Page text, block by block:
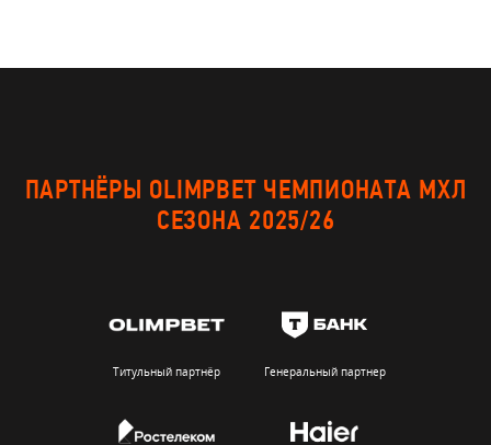
ПАРТНЁРЫ OLIMPBET ЧЕМПИОНАТА МХЛ
СЕЗОНА 2025/26
Титульный партнёр Генеральный партнер